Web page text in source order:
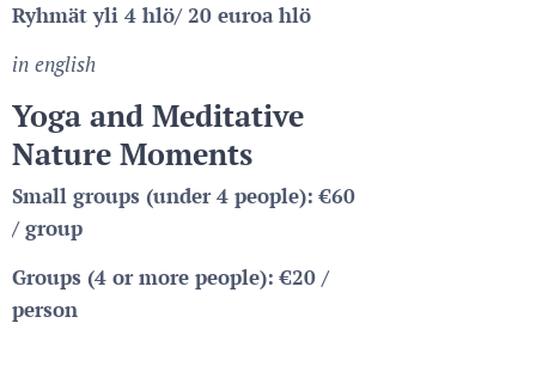
Ryhmät yli 4 hlö/ 20 euroa hlö
in english
Yoga and Meditative
Nature Moments
Small groups (under 4 people): €60
/ group
Groups (4 or more people):€20 /
person